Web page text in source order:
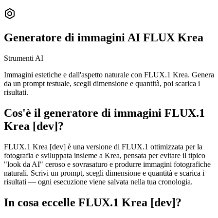
Generatore di immagini AI FLUX Krea
Strumenti AI
Immagini estetiche e dall'aspetto naturale con FLUX.1 Krea. Genera
da un prompt testuale, scegli dimensione e quantità, poi scarica i
risultati.
Cos'è il generatore di immagini FLUX.1
Krea [dev]?
FLUX.1 Krea [dev] è una versione di FLUX.1 ottimizzata per la
fotografia e sviluppata insieme a Krea, pensata per evitare il tipico
"look da AI" ceroso e sovrasaturo e produrre immagini fotografiche
naturali. Scrivi un prompt, scegli dimensione e quantità e scarica i
risultati — ogni esecuzione viene salvata nella tua cronologia.
In cosa eccelle FLUX.1 Krea [dev]?